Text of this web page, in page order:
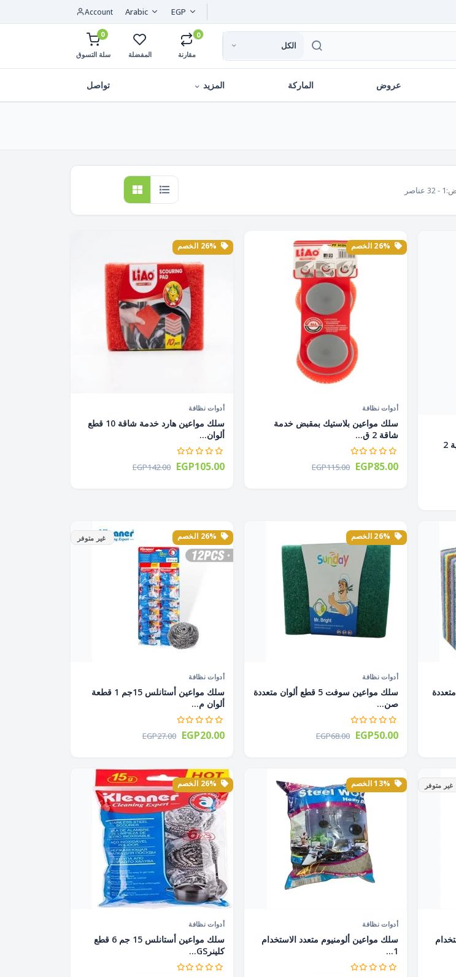
EGP
Arabic
Account
الكل
0
مقارنة المفضلة
0
سلة التسوق
عروض الماركة المزيد تواصل
1 - 32 عناصر
ليف مواعين إستانلس الليفة الذكية 2
أدوات نظافة
سلك مواعين بلاستيك بمقبض خدمة
شاقة 2 ق...
EGP115.00 EGP85.00
أدوات نظافة
سلك مواعين هارد خدمة شاقة 10 قطع
ألوان...
EGP142.00 EGP105.00
متعددة
أدوات نظافة
سلك مواعين سوفت 5 قطع ألوان متعددة
صن...
EGP68.00 EGP50.00
غير متوفر
أدوات نظافة
سلك مواعين أستانلس 15جم 1 قطعة
ألوان م...
EGP27.00 EGP20.00
غير متوفر
أدوات نظافة
سلك مواعين ألومنيوم متعدد الاستخدام
1...
أدوات نظافة
سلك مواعين أستانلس 15 جم 6 قطع
كلينرGS...